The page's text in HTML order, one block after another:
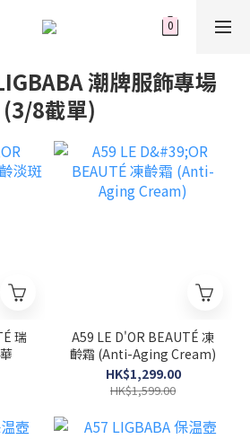
潮牌服飾專場
(3/8截單)
A59 LE D'OR BEAUTÉ 凍
齡霜 (Anti-Aging Cream)
HK$1,299.00
HK$1,599.00